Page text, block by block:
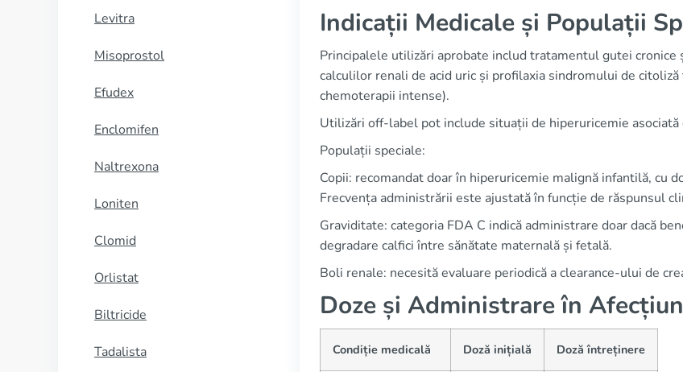
Levitra
Misoprostol
Efudex
Enclomifen
Naltrexona
Loniten
Clomid
Orlistat
Biltricide
Tadalista
Indicații Medicale și Populații
Principalele utilizări aprobate includ tratamentul gutei
calculilor renali de acid uric și profilaxia sindromului de
chemoterapii intense).
Utilizări off-label pot include situații de hiperuricemie
Populații speciale:
Copii: recomandat doar în hiperuricemie malignă infantilă, cu
Frecvența administrării este ajustată în funcție de răspunsul
Graviditate: categoria FDA C indică administrare doar dacă
degradare calfici între sănătate maternală și fetală.
Boli renale: necesită evaluare periodică a clearance-ului de
Doze și Administrare în
Condiție medicală Doză inițială Doză întreținere